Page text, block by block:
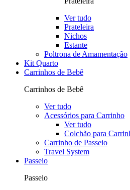
Ver tudo
Prateleira
Nichos
Estante
Poltrona de Amamentação
Kit Quarto
Carrinhos de Bebê
Carrinhos de Bebê
Ver tudo
Acessórios para Carrinho
Ver tudo
Colchão para
Carrinho de Passeio
Travel System
Passeio
Passeio